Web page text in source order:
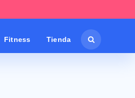
Fitness Tienda